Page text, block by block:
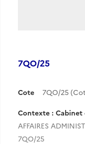
7QO/25
Cote 7QO/25
Contexte : Cabinet
AFFAIRES
7QO/25